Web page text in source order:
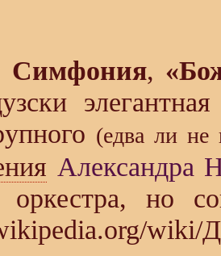
Симфония,
(едва ли не
Александра
оркестра, но